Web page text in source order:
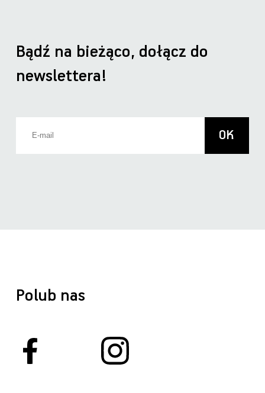
Polub nas
Bądź na bieżąco, dołącz do
newslettera!